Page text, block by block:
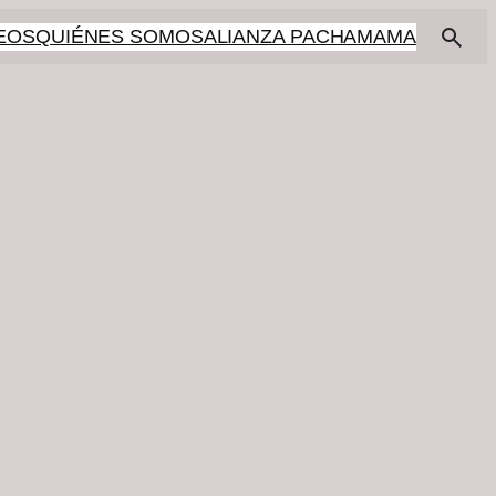
QUIÉNES SOMOSALIANZA PACHAMAMA